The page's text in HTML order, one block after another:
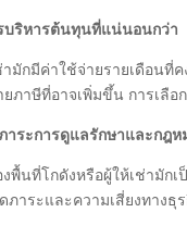
บริหารต้นทุนที่แน่นอนกว่า
ามักมีค่าใช้จ่ายรายเดือนที่
ยภาษีที่อาจเพิ่มขึ้น การเลือ
าระการดูแลรักษาและกฎห
งพื้นที่โกดังหรือผู้ให้เช่ามั
ภาระและความเสี่ยงทางธุ